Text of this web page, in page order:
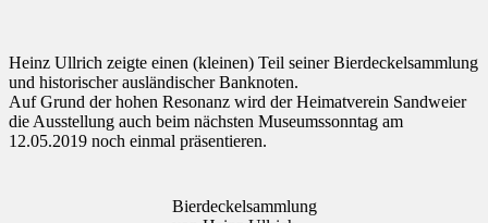
Heinz Ullrich zeigte einen (kleinen) Teil seiner Bierdeckelsammlung
und historischer ausländischer Banknoten.
Auf Grund der hohen Resonanz wird der Heimatverein Sandweier
die Ausstellung auch beim nächsten Museumssonntag am
12.05.2019 noch einmal präsentieren.
Bierdeckelsammlung